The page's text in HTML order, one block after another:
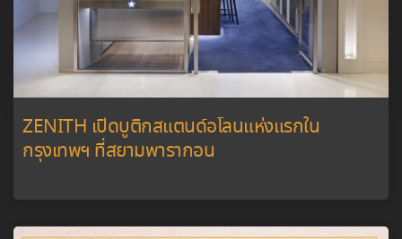
ZENITH เปิดบูติกสแตนด์อโลนแห่งแรกใน
กรุงเทพฯ ที่สยามพารากอน